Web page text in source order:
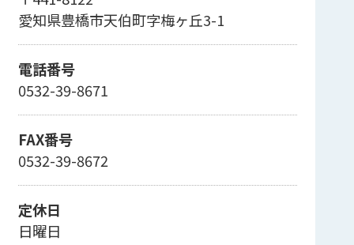
愛知県豊橋市天伯町字梅ヶ丘3-1
電話番号
0532-39-8671
FAX番号
0532-39-8672
定休日
日曜日